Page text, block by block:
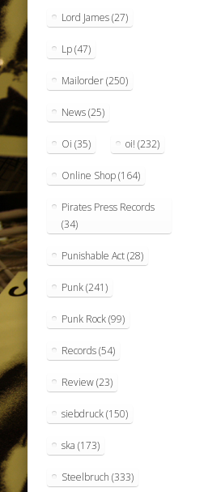
Lord James(27)
Lp(47)
Mailorder(250)
News(25)
Oi (35) oi! (232)
Online Shop(164)
Pirates Press Records
(34)
Punishable Act(28)
Punk(241)
Punk Rock(99)
Records(54)
Review(23)
siebdruck(150)
ska (173)
Steelbruch (333)